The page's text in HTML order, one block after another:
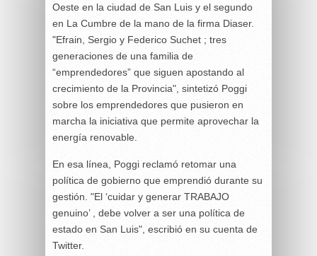
Oeste en la ciudad de San Luis y el segundo
en La Cumbre de la mano de la firma Diaser.
"Efrain, Sergio y Federico Suchet ; tres
generaciones de una familia de
“emprendedores” que siguen apostando al
crecimiento de la Provincia", sintetizó Poggi
sobre los emprendedores que pusieron en
marcha la iniciativa que permite aprovechar la
energía renovable.
En esa línea, Poggi reclamó retomar una
política de gobierno que emprendió durante su
gestión. "El ‘cuidar y generar TRABAJO
genuino’ , debe volver a ser una política de
estado en San Luis", escribió en su cuenta de
Twitter.